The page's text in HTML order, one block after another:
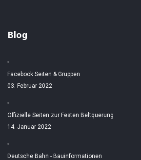
Blog
Facebook Seiten & Gruppen
03. Februar 2022
Offizielle Seiten zur Festen Beltquerung
14. Januar 2022
Deutsche Bahn - Bauinformationen